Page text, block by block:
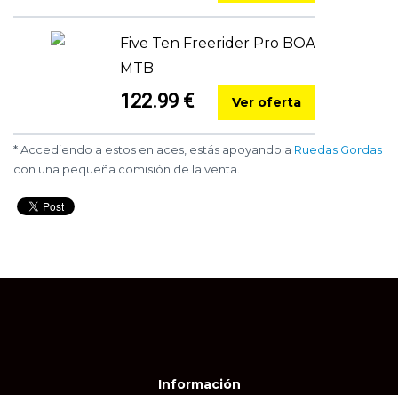
Five Ten Freerider Pro BOA
MTB
122.99 € Ver oferta
* Accediendo a estos enlaces, estás apoyando a Ruedas Gordas
con una pequeña comisión de la venta.
Información